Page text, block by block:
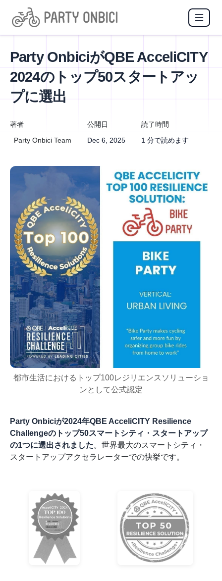
Party OnbiciがQBE AcceliCITY
2024のトップ50スタートアッ
プに選出
著者
Party Onbici Team
公開日
Dec 6, 2025
読了時間
1 分で読めます
都市生活におけるトップ100レジリエンスソリューショ
ンとして公式認定
Party Onbiciが2024年QBE AcceliCITY Resilience
Challengeのトップ50スマートシティ・スタートアップ
の1つに選出されました。世界最大のスマートシティ・
スタートアップアクセラレーターでの快挙です。